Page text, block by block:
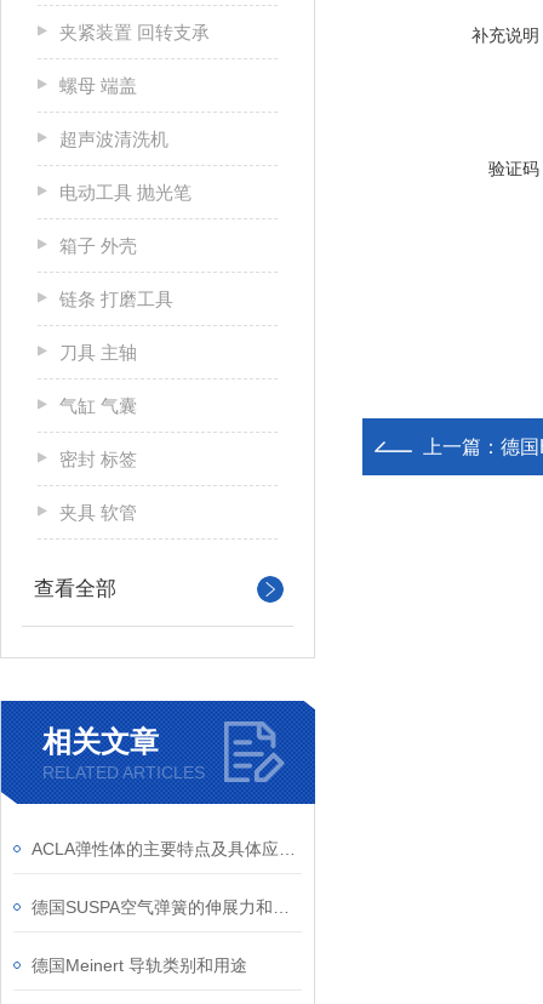
夹紧装置 回转支承
螺母 端盖
超声波清洗机
电动工具 抛光笔
箱子 外壳
链条 打磨工具
刀具 主轴
气缸 气囊
密封 标签
夹具 软管
查看全部
相关文章
RELATED ARTICLES
德国Meinert 导轨类别和用途
补充说明
验证码
上一篇： 德